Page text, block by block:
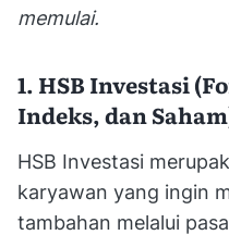
memulai.
1. HSB Investasi
Indeks, dan
HSB Investasi
karyawan yang ingin
tambahan melalui